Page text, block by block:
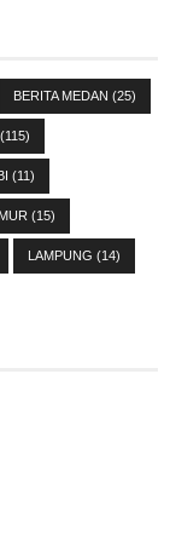
BERITA MEDAN (25)
(115)
(11)
(15)
LAMPUNG (14)